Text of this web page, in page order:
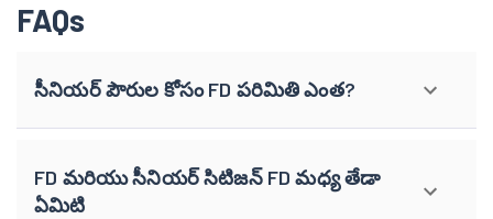
FAQs
సీనియర్ పౌరుల కోసం FD పరిమితి ఎంత?
FD మరియు సీనియర్ సిటిజన్ FD మధ్య తేడా
ఏమిటి